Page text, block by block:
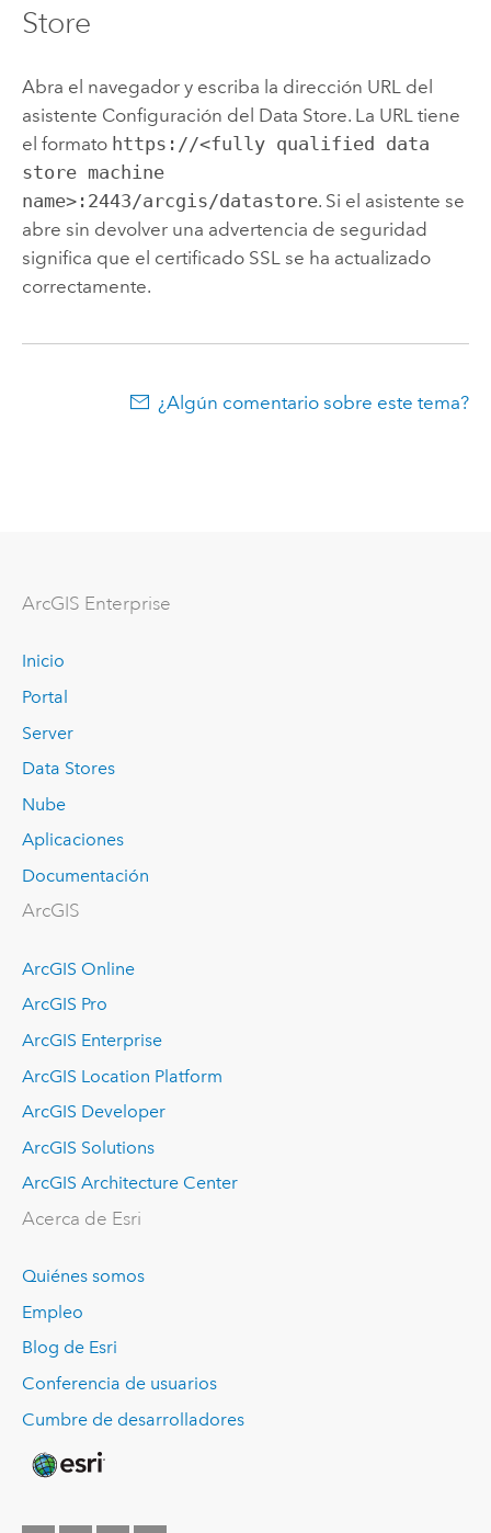
Store
Abra el navegador y escriba la dirección URL del
asistente Configuración del Data Store. La URL tiene
el formato https://<fully qualified data
store machine
name>:2443/arcgis/datastore. Si el asistente se
abre sin devolver una advertencia de seguridad
significa que el certificado SSL se ha actualizado
correctamente.
¿Algún comentario sobre este tema?
ArcGIS Enterprise
Inicio
Portal
Server
Data Stores
Nube
Aplicaciones
Documentación
ArcGIS
ArcGIS Online
ArcGIS Pro
ArcGIS Enterprise
ArcGIS Location Platform
ArcGIS Developer
ArcGIS Solutions
ArcGIS Architecture Center
Acerca de Esri
Quiénes somos
Empleo
Blog de Esri
Conferencia de usuarios
Cumbre de desarrolladores